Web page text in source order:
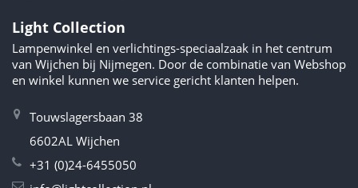
Light Collection
Lampenwinkel en verlichtings-speciaalzaak in het centrum
van Wijchen bij Nijmegen. Door de combinatie van Webshop
en winkel kunnen we service gericht klanten helpen.
Touwslagersbaan 38
6602AL Wijchen
+31 (0)24-6455050